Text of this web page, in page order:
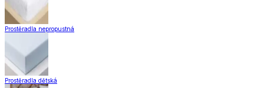
Prostěradla nepropustná
Prostěradla dětská